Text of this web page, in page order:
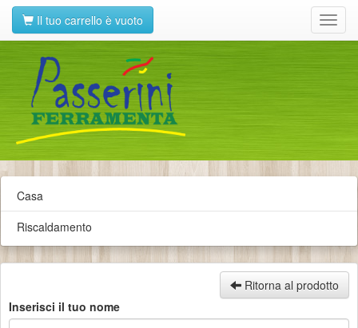
Il tuo carrello è vuoto
Casa
Riscaldamento
Ritorna al prodotto
Inserisci il tuo nome